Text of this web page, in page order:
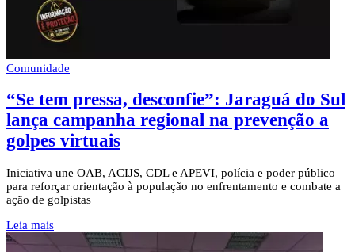
Comunidade
“Se tem pressa, desconfie”: Jaraguá do Sul
lança campanha regional na prevenção a
golpes virtuais
Iniciativa une OAB, ACIJS, CDL e APEVI, polícia e poder público
para reforçar orientação à população no enfrentamento e combate a
ação de golpistas
Leia mais